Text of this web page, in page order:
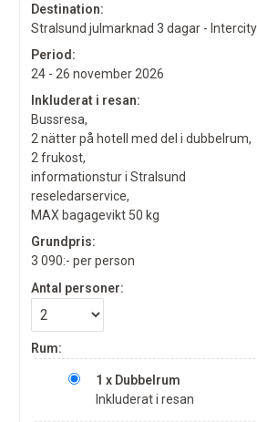
Destination:
Stralsund julmarknad 3 dagar -
Period:
24 - 26 november 2026
Inkluderat i resan:
Bussresa,
2 nätter på hotell med del i dubbelrum,
2 frukost,
informationstur i Stralsund
reseledarservice,
MAX bagagevikt 50 kg
Grundpris:
3 090:- per person
Antal personer:
Rum:
1 x Dubbelrum
Inkluderat i resan